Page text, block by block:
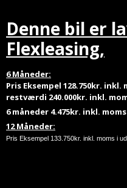
Denne bil er
Flexleasing,
6 Måneder:
Pris Eksempel 128.750kr.
restværdi 240.000kr. inkl.
6 måneder 4.475kr. inkl.
12 Måneder:
Pris Eksempel 133.750kr. inkl. moms i